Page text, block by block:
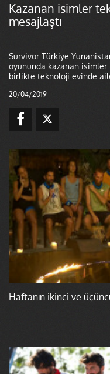
Kazanan isimler
mesajlaştı
Survivor Türkiye
oyununda kazanan
birlikte teknoloji evinde
20/04/2019
Haftanın ikinci ve